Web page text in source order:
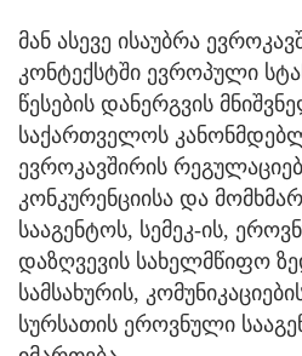
მან ასევე ისაუბრა
კონტექსტში ევროპული
წესების დანერგვის
საქართველოს
ევროკავშირის
კონკურენციისა და
სააგენტოს, სემეკ-ის,
დაზღვევის სახელმწიფო
სამსახურის,
სურსათის ეროვნული